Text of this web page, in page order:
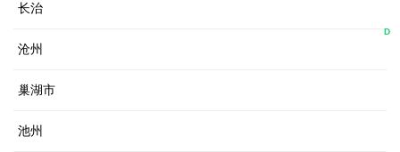
长治
沧州
巢湖市
池州
D